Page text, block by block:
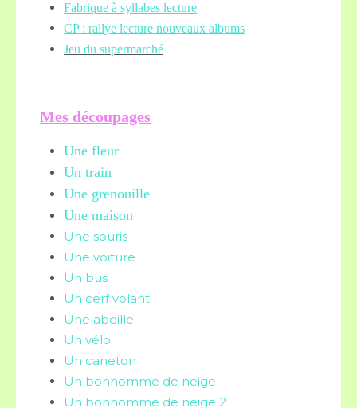
Fabrique à syllabes lecture
CP : rallye lecture nouveaux albums
Jeu du supermarché
Mes découpages
Une fleur
Un train
Une grenouille
Une maison
Une souris
Une voiture
Un bus
Un cerf volant
Une abeille
Un vélo
Un caneton
Un bonhomme de neige
Un bonhomme de neige 2